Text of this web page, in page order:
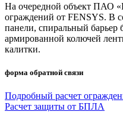
На очередной объект ПАО
ограждений от FENSYS. В
панели, спиральный барьер
армированной колючей
калитки.
форма обратной связи
Подробный расчет
Расчет защиты от БПЛА